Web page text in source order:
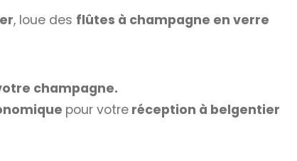
, loue des flûtes à champagne en verre
champagne.
pour votre réception à belgentier